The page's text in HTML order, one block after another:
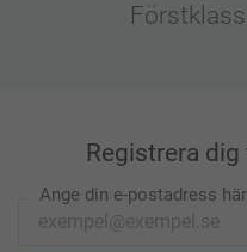
Registrera
Ange din e-postadress här